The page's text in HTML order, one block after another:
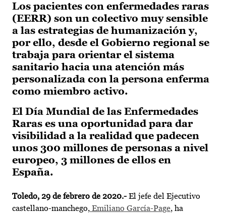
Los pacientes con enfermedades raras
(EERR) son un colectivo muy sensible
a las estrategias de humanización y,
por ello, desde el Gobierno regional se
trabaja para orientar el sistema
sanitario hacia una atención más
personalizada con la persona enferma
como miembro activo.
El Día Mundial de las Enfermedades
Raras es una oportunidad para dar
visibilidad a la realidad que padecen
unos 300 millones de personas a nivel
europeo, 3 millones de ellos en
España.
Toledo, 29 de febrero de 2020.- El jefe del Ejecutivo
castellano-manchego, Emiliano García-Page, ha